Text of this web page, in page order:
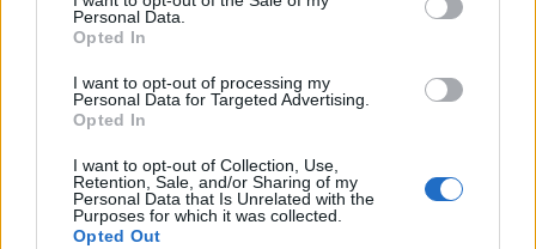
Personal Data.
Opted In
I want to opt-out of processing my
Personal Data for Targeted Advertising.
Opted In
I want to opt-out of Collection, Use,
Retention, Sale, and/or Sharing of my
Personal Data that Is Unrelated with the
Purposes for which it was collected.
Opted Out
Saint
17 éve
Ami még nagyon érdekes, hogy a szerzői jogi
Akkor most mivan? Ez a honlap azóta megvan de
most találtuk meg vagy... rohan az idő és nem tudták
most mennyit írunk? :D